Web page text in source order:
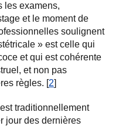
les examens,
et le moment de
soulignent
» est celle qui
et qui est cohérente
et non pas
règles. [2]
traditionnellement
jour des dernières